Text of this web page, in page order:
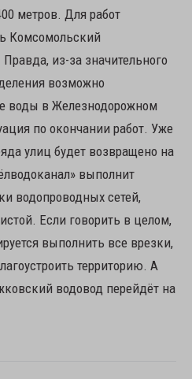
метров. Для работ
Комсомольский
из-за значительного
возможно
воды в Железнодорожном
по окончании работ. Уже
улиц будет возвращено на
выполнит
водопроводных сетей,
Если говорить в целом,
выполнить все врезки,
территорию. А
водовод перейдёт на